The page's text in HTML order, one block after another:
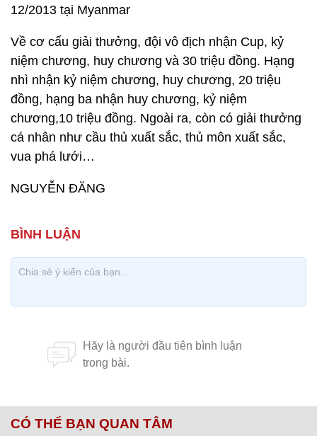
12/2013 tại Myanmar
Về cơ cấu giải thưởng, đội vô địch nhận Cup, kỷ
niệm chương, huy chương và 30 triệu đồng. Hạng
nhì nhận kỷ niệm chương, huy chương, 20 triệu
đồng, hạng ba nhận huy chương, kỷ niệm
chương,10 triệu đồng. Ngoài ra, còn có giải thưởng
cá nhân như cầu thủ xuất sắc, thủ môn xuất sắc,
vua phá lưới…
NGUYỄN ĐĂNG
CÓ THỂ BẠN QUAN TÂM